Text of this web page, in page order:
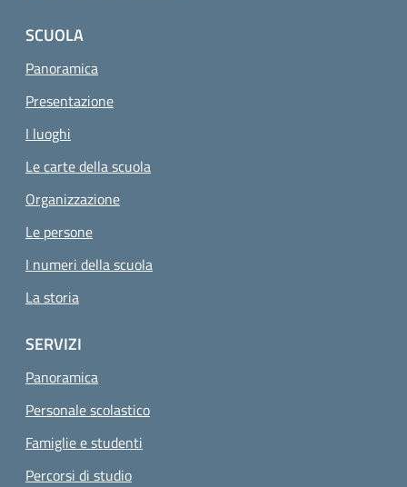
SCUOLA
Panoramica
Presentazione
I luoghi
Le carte della scuola
Organizzazione
Le persone
I numeri della scuola
La storia
SERVIZI
Panoramica
Personale scolastico
Famiglie e studenti
Percorsi di studio